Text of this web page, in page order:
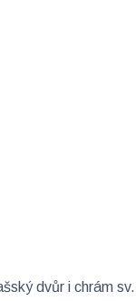
dvůr i chrám sv.